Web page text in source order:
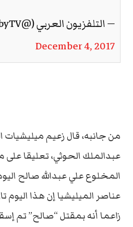
— التلفزيون العربي (@AlarabyTV)
December 4, 2017
من جانبه، قال زعيم ميليشيات
عبدالملك الحوثي، تعليقا على
المخلوع علي عبدالله صالح
عناصر الميليشيا إن هذا اليوم
زاعما أنه بمقتل “صالح” تم